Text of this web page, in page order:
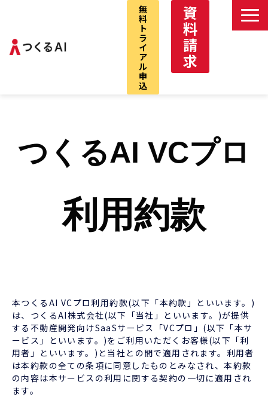
無
料
ト
ラ
イ
ア
ル
申
込
資
料
請
求
VCプロ
お問い合わせ
つくるAI VCプロ
利用約款
本つくるAI VCプロ利用約款(以下「本約款」といいます。)
は、つくるAI株式会社(以下「当社」といいます。)が提供
する不動産開発向けSaaSサービス「VCプロ」(以下「本サ
ービス」といいます。)をご利用いただくお客様(以下「利
用者」といいます。)と当社との間で適用されます。利用者
は本約款の全ての条項に同意したものとみなされ、本約款
の内容は本サービスの利用に関する契約の一切に適用され
ます。